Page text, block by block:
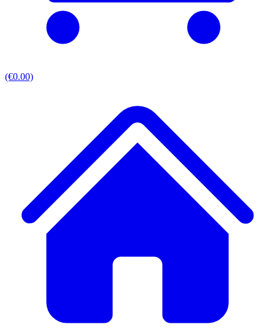
(€0.00)